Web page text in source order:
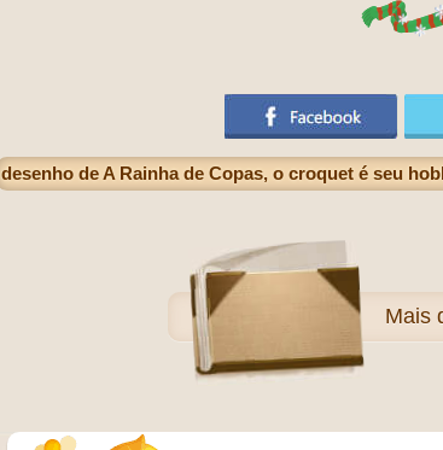
desenho de A Rainha de Copas, o croquet é seu
Mais